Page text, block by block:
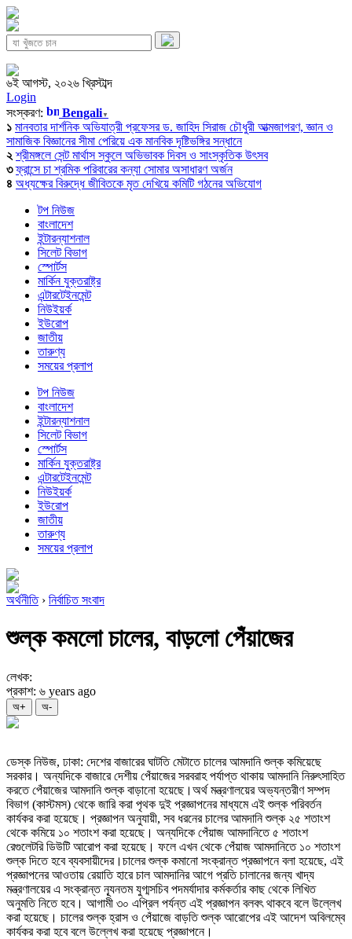
৬ই আগস্ট, ২০২৬ খ্রিস্টাব্দ
Login
সংস্করণ:
Bengali▼
১ মানবতার দার্শনিক অভিযাত্রী প্রফেসর ড. জাহিদ সিরাজ চৌধুরী আত্মজাগরণ, জ্ঞান ও
সামাজিক বিজ্ঞানের সীমা পেরিয়ে এক মানবিক দৃষ্টিভঙ্গির সন্ধানে
২ শ্রীমঙ্গলে সেন্ট মার্থাস স্কুলে অভিভাবক দিবস ও সাংস্কৃতিক উৎসব
৩ ফ্রান্সে চা শ্রমিক পরিবারের কন্যা সোমার অসাধারণ অর্জন
৪ অধ্যক্ষের বিরুদ্ধে জীবিতকে মৃত দেখিয়ে কমিটি গঠনের অভিযোগ
টপ নিউজ
বাংলাদেশ
ইন্টারন্যাশনাল
সিলেট বিভাগ
স্পোর্টস
মার্কিন যুক্তরাষ্ট্র
এন্টারটেইনমেন্ট
নিউইয়র্ক
ইউরোপ
জাতীয়
তারুণ্য
সময়ের প্রলাপ
টপ নিউজ
বাংলাদেশ
ইন্টারন্যাশনাল
সিলেট বিভাগ
স্পোর্টস
মার্কিন যুক্তরাষ্ট্র
এন্টারটেইনমেন্ট
নিউইয়র্ক
ইউরোপ
জাতীয়
তারুণ্য
সময়ের প্রলাপ
অর্থনীতি› নির্বাচিত সংবাদ
শুল্ক কমলো চালের, বাড়লো পেঁয়াজের
লেখক:
প্রকাশ: ৬ years ago
অ+ অ-
ডেস্ক নিউজ, ঢাকা: দেশের বাজারের ঘাটতি মেটাতে চালের আমদানি শুল্ক কমিয়েছে
সরকার। অন্যদিকে বাজারে দেশীয় পেঁয়াজের সরবরাহ পর্যাপ্ত থাকায় আমদানি নিরুৎসাহিত
করতে পেঁয়াজের আমদানি শুল্ক বাড়ানো হয়েছে।অর্থ মন্ত্রণালয়ের অভ্যন্তরীণ সম্পদ
বিভাগ (কাস্টমস) থেকে জারি করা পৃথক দুই প্রজ্ঞাপনের মাধ্যমে এই শুল্ক পরিবর্তন
কার্যকর করা হয়েছে। প্রজ্ঞাপন অনুযায়ী, সব ধরনের চালের আমদানি শুল্ক ২৫ শতাংশ
থেকে কমিয়ে ১০ শতাংশ করা হয়েছে। অন্যদিকে পেঁয়াজ আমদানিতে ৫ শতাংশ
রেগুলেটরি ডিউটি আরোপ করা হয়েছে। ফলে এখন থেকে পেঁয়াজ আমদানিতে ১০ শতাংশ
শুল্ক দিতে হবে ব্যবসায়ীদের।চালের শুল্ক কমানো সংক্রান্ত প্রজ্ঞাপনে বলা হয়েছে, এই
প্রজ্ঞাপনের আওতায় রেয়াতি হারে চাল আমদানির আগে প্রতি চালানের জন্য খাদ্য
মন্ত্রণালয়ের এ সংক্রান্ত ন্যূনতম যুগ্মসচিব পদমর্যাদার কর্মকর্তার কাছ থেকে লিখিত
অনুমতি নিতে হবে। আগামী ৩০ এপ্রিল পর্যন্ত এই প্রজ্ঞাপন বলবৎ থাকবে বলে উল্লেখ
করা হয়েছে। চালের শুল্ক হ্রাস ও পেঁয়াজে বাড়তি শুল্ক আরোপের এই আদেশ অবিলম্বে
কার্যকর করা হবে বলে উল্লেখ করা হয়েছে প্রজ্ঞাপনে।